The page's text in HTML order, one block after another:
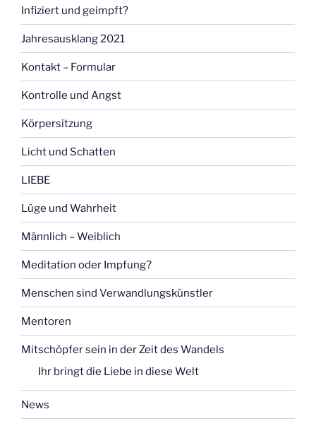
Infiziert und geimpft?
Jahresausklang 2021
Kontakt – Formular
Kontrolle und Angst
Körpersitzung
Licht und Schatten
LIEBE
Lüge und Wahrheit
Männlich – Weiblich
Meditation oder Impfung?
Menschen sind Verwandlungskünstler
Mentoren
Mitschöpfer sein in der Zeit des Wandels
Ihr bringt die Liebe in diese Welt
News